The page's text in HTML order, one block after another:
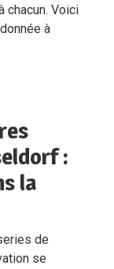
chacun. Voici
à
:
la
de
se